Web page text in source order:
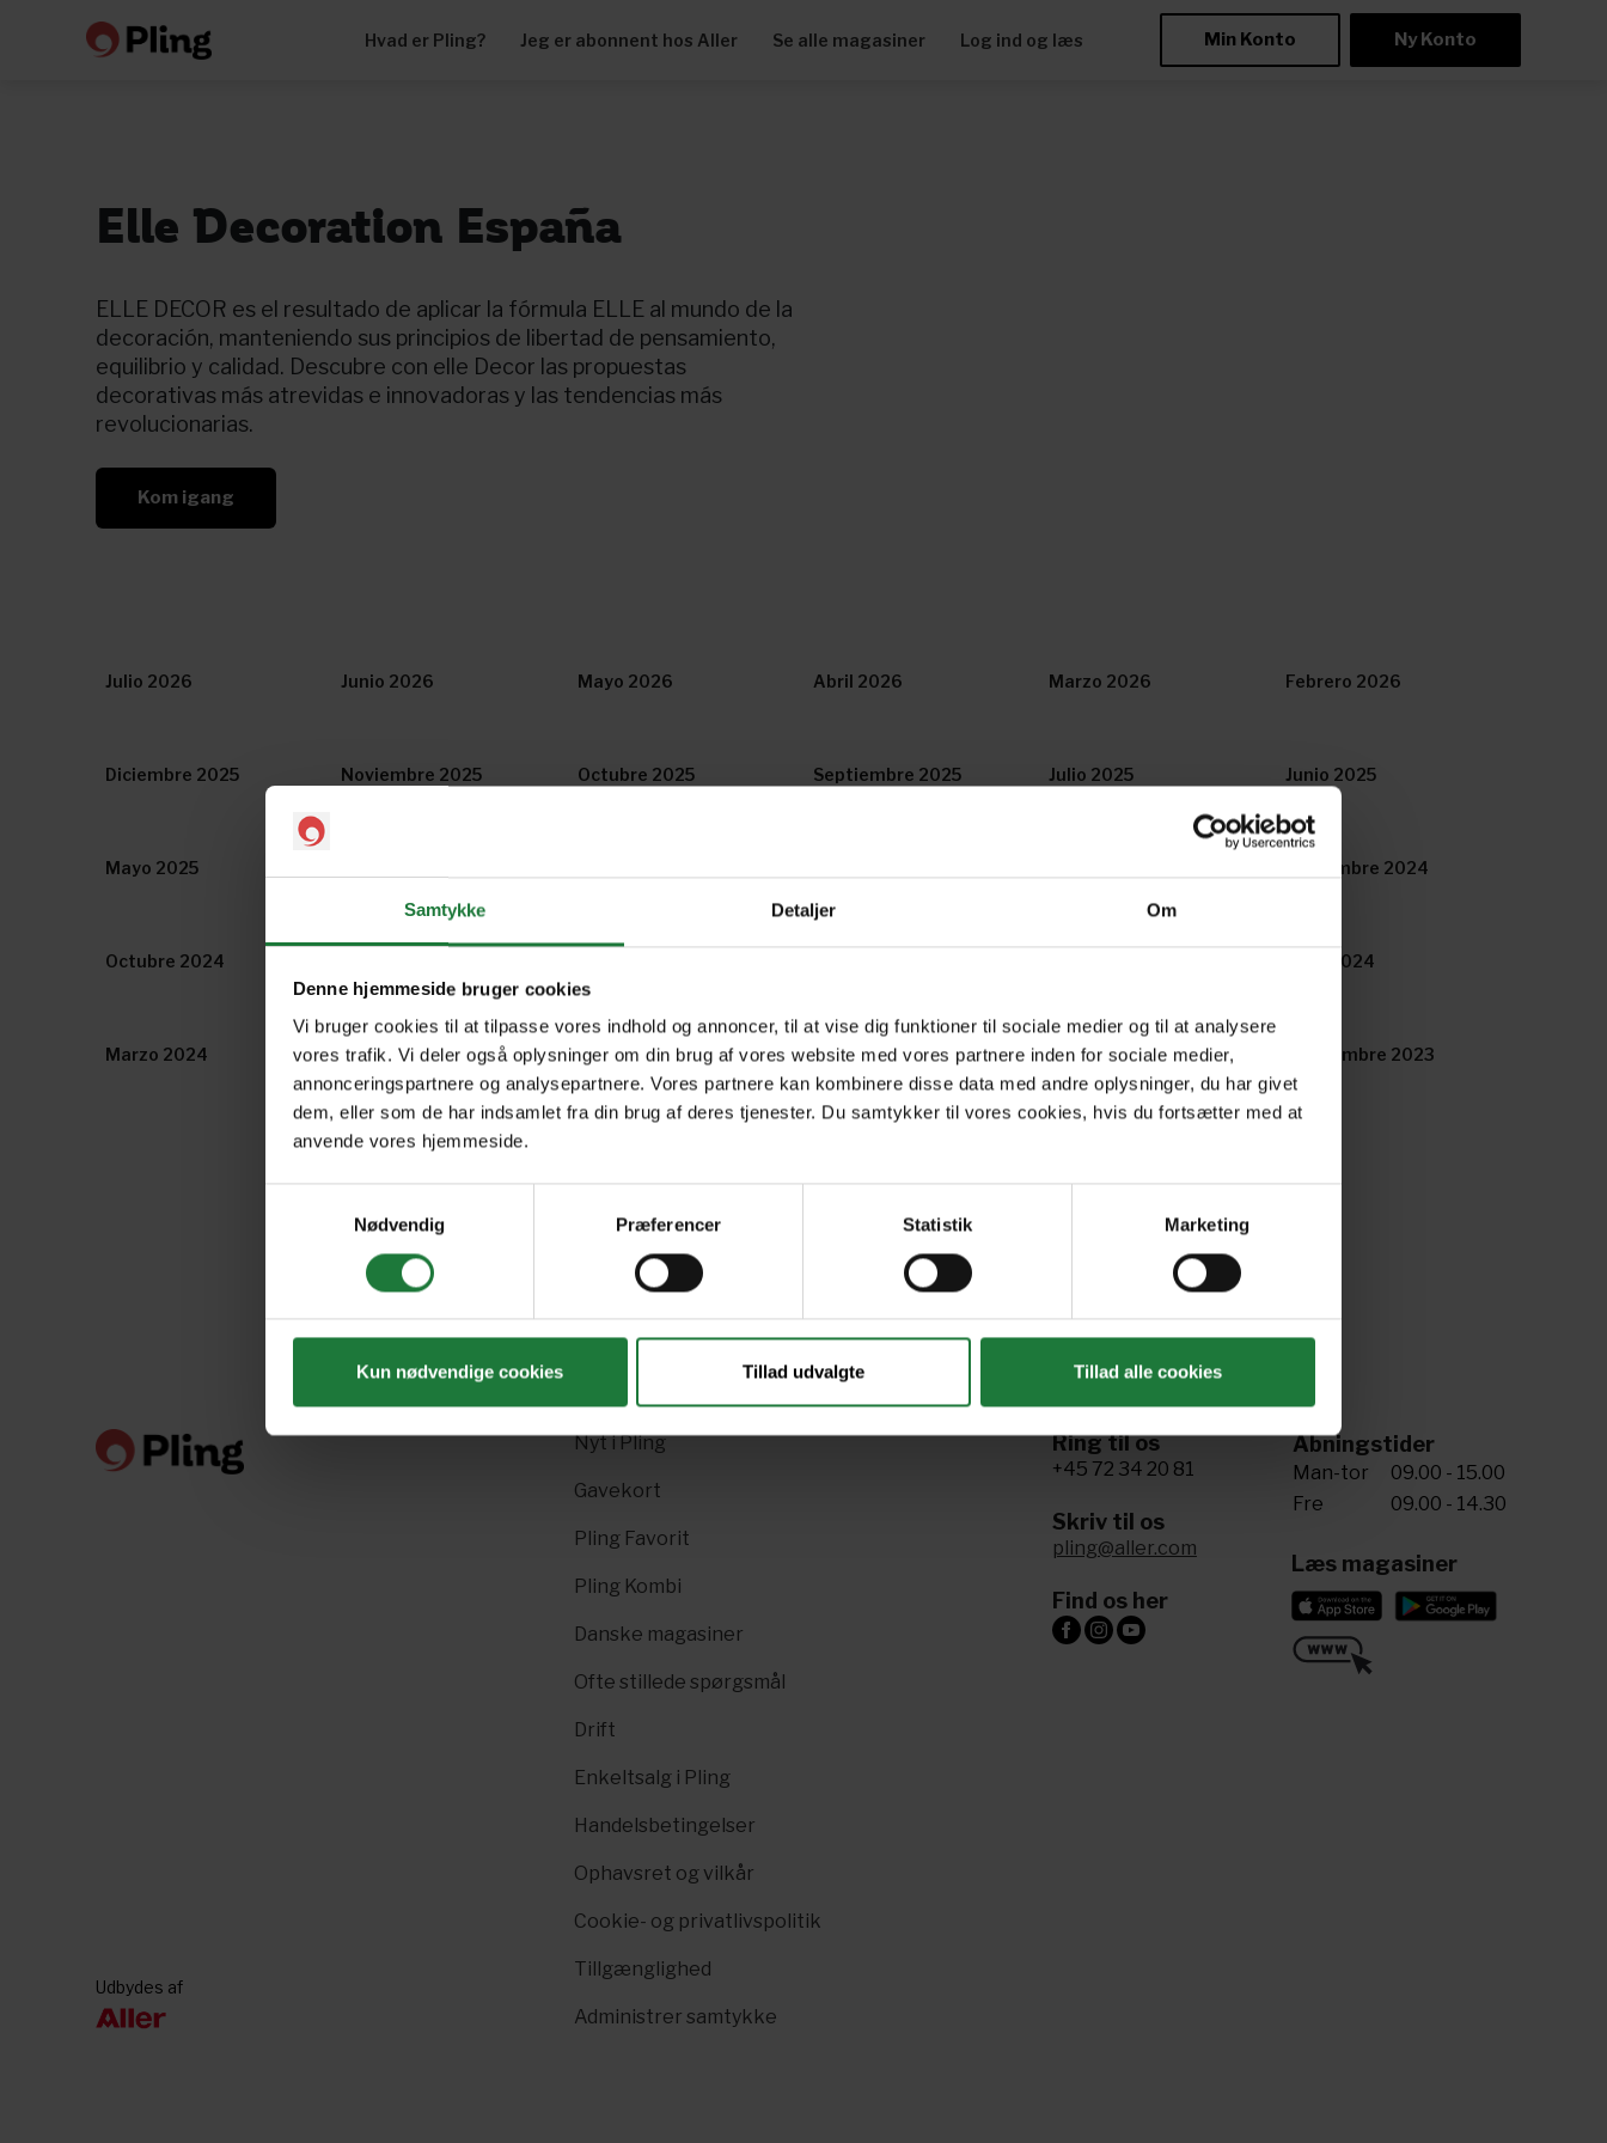
Samtykke Detaljer Om
Denne hjemmeside bruger cookies
Vi bruger cookies til at tilpasse vores indhold og annoncer, til at vise dig funktioner til sociale medier og til at analysere
vores trafik. Vi deler også oplysninger om din brug af vores website med vores partnere inden for sociale medier,
annonceringspartnere og analysepartnere. Vores partnere kan kombinere disse data med andre oplysninger, du har givet
dem, eller som de har indsamlet fra din brug af deres tjenester. Du samtykker til vores cookies, hvis du fortsætter med at
anvende vores hjemmeside.
Nødvendig
Præferencer Statistik Marketing
Kun nødvendige cookies Tillad udvalgte Tillad alle cookies
Hvad er Pling? Jeg er abonnent hos Aller Se alle magasiner Log ind og læs Min Konto Ny Konto
Elle Decoration España
ELLE DECOR es el resultado de aplicar la fórmula ELLE al mundo de la
decoración, manteniendo sus principios de libertad de pensamiento,
equilibrio y calidad. Descubre con elle Decor las propuestas
decorativas más atrevidas e innovadoras y las tendencias más
revolucionarias.
Kom igang
Julio 2026 Junio 2026 Mayo 2026 Abril 2026 Marzo 2026 Febrero 2026
Diciembre 2025 Noviembre 2025 Octubre 2025 Septiembre 2025 Julio 2025 Junio 2025
Mayo 2025 Noviembre 2024
Octubre 2024 Abril 2024
Marzo 2024 Febrero 2024 Diciembre 2023 Noviembre 2023 Octubre 2023 Septiembre 2023
Forrige Næste
Nyt i Pling
Gavekort
Pling Favorit
Pling Kombi
Danske magasiner
Ofte stillede spørgsmål
Drift
Enkeltsalg i Pling
Handelsbetingelser
Ophavsret og vilkår
Cookie- og privatlivspolitik
Tillgænglighed
Administrer samtykke
Ring til os
+45 72 34 20 81
Skriv til os
pling@aller.com
Find os her
Åbningstider
Man-tor
09.00 - 15.00
Fre
09.00 - 14.30
Læs magasiner
Udbydes af